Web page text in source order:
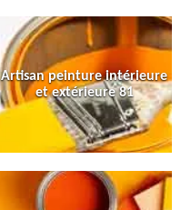
Artisan peinture intérieure
et extérieure 81